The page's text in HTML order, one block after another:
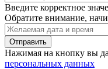
Введите корректное
Обратите внимание,
Нажимая на кнопку вы
персональных данных